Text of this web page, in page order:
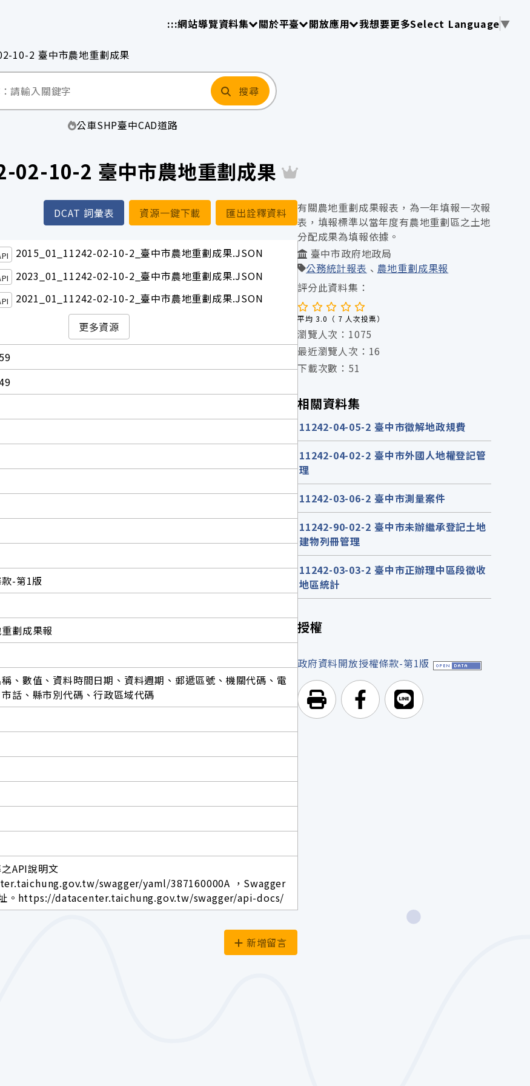
臺 :::網站導覽資料集請使用 TAB 操作選單
關於平臺請使用 TAB 操作選單
開放應用請使用 TAB 操作選單
我想要更多Select Language▼
10-2 臺中市農地重劃成果
搜尋
公車SHP臺中CAD道路
02-10-2 臺中市農地重劃成果
DCAT 詞彙表 資源一鍵下載 匯出詮釋資料
2015_01_11242-02-10-2_臺中市農地重劃成果.JSON
2023_01_11242-02-10-2_臺中市農地重劃成果.JSON
2021_01_11242-02-10-2_臺中市農地重劃成果.JSON
更多資源
-第1版
劃成果報
、數值、資料時間日期、資料週期、郵遞區號、機關代碼、電
話、縣市別代碼、行政區域代碼
API說明文
swagger/yaml/387160000A ，Swagger
址。https://datacenter.taichung.gov.tw/swagger/api-docs/
新增留言
有關農地重劃成果報表，為一年填報一次報
表，填報標準以當年度有農地重劃區之土地
分配成果為填報依據。
臺中市政府地政局
公務統計報表
農地重劃成果報
評分此資料集：
平均 3.0（ 7 人次投票）
瀏覽人次：1075
最近瀏覽人次：16
下載次數：51
相關資料集
11242-04-05-2 臺中市徵解地政規費
11242-04-02-2 臺中市外國人地權登記管
理
11242-03-06-2 臺中市測量案件
11242-90-02-2 臺中市未辦繼承登記土地
建物列冊管理
11242-03-03-2 臺中市正辦理中區段徵收
地區統計
授權
政府資料開放授權條款-第1版
列印頁面前往Facebook
前往Line